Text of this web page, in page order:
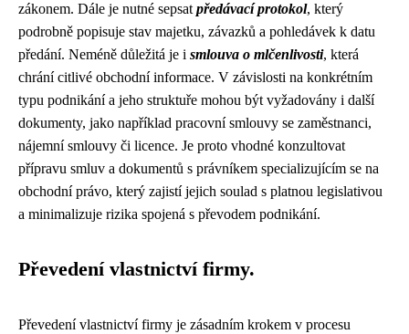
zákonem. Dále je nutné sepsat předávací protokol, který
podrobně popisuje stav majetku, závazků a pohledávek k datu
předání. Neméně důležitá je i smlouva o mlčenlivosti, která
chrání citlivé obchodní informace. V závislosti na konkrétním
typu podnikání a jeho struktuře mohou být vyžadovány i další
dokumenty, jako například pracovní smlouvy se zaměstnanci,
nájemní smlouvy či licence. Je proto vhodné konzultovat
přípravu smluv a dokumentů s právníkem specializujícím se na
obchodní právo, který zajistí jejich soulad s platnou legislativou
a minimalizuje rizika spojená s převodem podnikání.
Převedení vlastnictví firmy.
Převedení vlastnictví firmy je zásadním krokem v procesu